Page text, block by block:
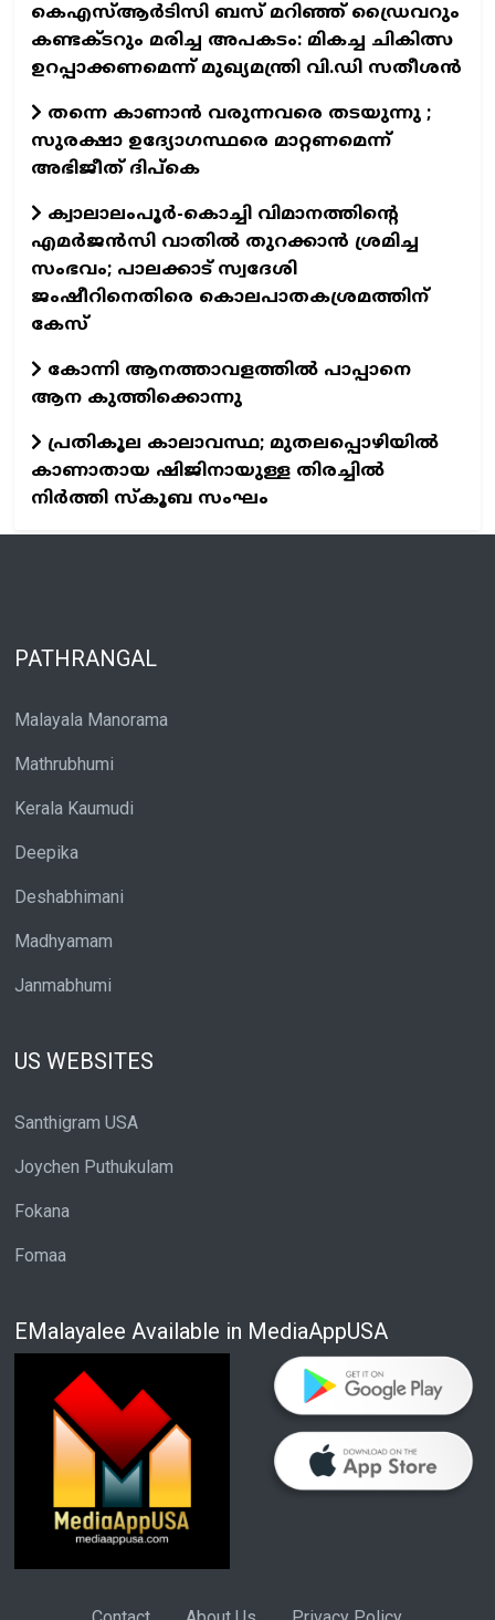
കെഎസ്ആര്‍ടിസി ബസ് മറിഞ്ഞ് ഡ്രൈവറും
കണ്ടക്ടറും മരിച്ച അപകടം: മികച്ച ചികിത്സ
ഉറപ്പാക്കണമെന്ന് മുഖ്യമന്ത്രി വി.ഡി സതീശൻ
തന്നെ കാണാൻ വരുന്നവരെ തടയുന്നു ;
സുരക്ഷാ ഉദ‍്യോഗസ്ഥരെ മാറ്റണമെന്ന്
അഭിജീത് ദിപ്കെ
ക്വാലാലംപൂർ-കൊച്ചി വിമാനത്തിൻ്റെ
എമര്‍ജന്‍സി വാതില്‍ തുറക്കാന്‍ ശ്രമിച്ച
സംഭവം; പാലക്കാട് സ്വദേശി
ജംഷീറിനെതിരെ കൊലപാതകശ്രമത്തിന്
കേസ്
കോന്നി ആനത്താവളത്തില്‍ പാപ്പാനെ
ആന കുത്തിക്കൊന്നു
പ്രതികൂല കാലാവസ്ഥ; മുതലപ്പൊഴിയില്‍
കാണാതായ ഷിജിനായുള്ള തിരച്ചില്‍
നിര്‍ത്തി സ്കൂബ സംഘം
PATHRANGAL
Malayala Manorama
Mathrubhumi
Kerala Kaumudi
Deepika
Deshabhimani
Madhyamam
Janmabhumi
US WEBSITES
Santhigram USA
Joychen Puthukulam
Fokana
Fomaa
EMalayalee Available in MediaAppUSA